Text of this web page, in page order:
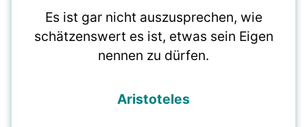
Es ist gar nicht auszusprechen, wie
schätzenswert es ist, etwas sein Eigen
nennen zu dürfen.
Aristoteles